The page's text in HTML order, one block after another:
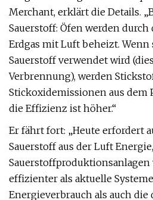
Merchant, erklärt die Details.
Sauerstoff: Öfen werden
Erdgas mit Luft beheizt.
Sauerstoff verwendet wird
Verbrennung), werden
Stickoxidemissionen aus dem
die Effizienz ist höher.“
Er fährt fort: „Heute erfordert
Sauerstoff aus der Luft
Sauerstoffproduktionsanlagen
effizienter als aktuelle
Energieverbrauch als auch